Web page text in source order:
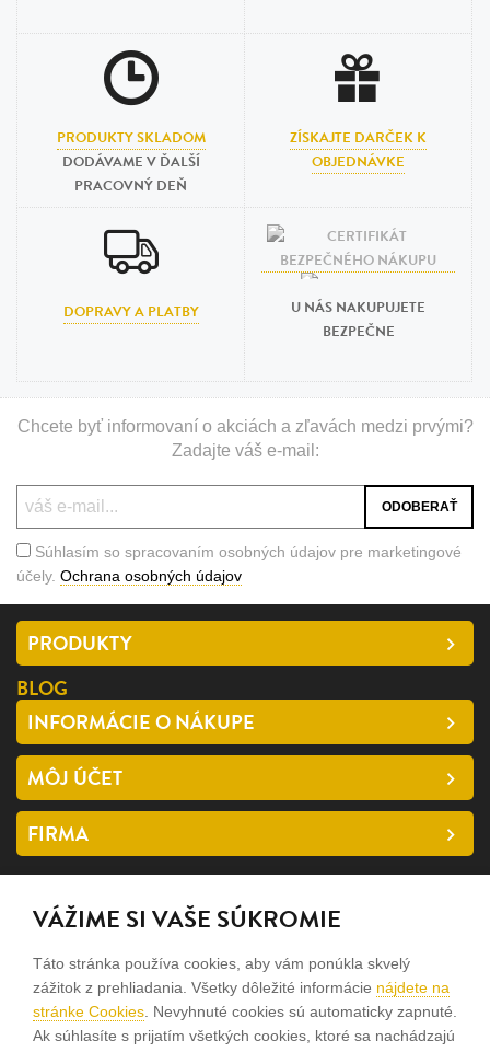
PRODUKTY SKLADOM
DODÁVAME V ĎALŠÍ
PRACOVNÝ DEŇ
ZÍSKAJTE DARČEK K
OBJEDNÁVKE
DOPRAVY A PLATBY
U NÁS NAKUPUJETE
BEZPEČNE
Chcete byť informovaní o akciách a zľavách medzi prvými?
Zadajte váš e-mail:
Súhlasím so spracovaním osobných údajov pre marketingové
účely. Ochrana osobných údajov
PRODUKTY
BLOG
INFORMÁCIE O NÁKUPE
MÔJ ÚČET
FIRMA
SLEDUJTE NÁS
facebook
instagram
VÁŽIME SI VAŠE SÚKROMIE
Táto stránka používa cookies, aby vám ponúkla skvelý
zážitok z prehliadania. Všetky dôležité informácie nájdete na
stránke Cookies . Nevyhnuté cookies sú automaticky zapnuté.
Ak súhlasíte s prijatím všetkých cookies, ktoré sa nachádzajú